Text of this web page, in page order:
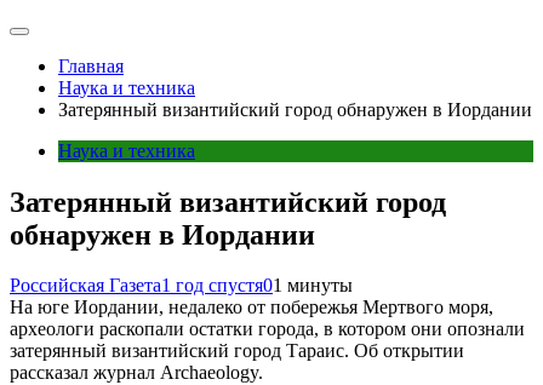
Главная
Наука и техника
Затерянный византийский город обнаружен в Иордании
Наука и техника
Затерянный византийский город
обнаружен в Иордании
Российская Газета1 год спустя01 минуты
На юге Иордании, недалеко от побережья Мертвого моря,
археологи раскопали остатки города, в котором они опознали
затерянный византийский город Тараис. Об открытии
рассказал журнал Archaeology.